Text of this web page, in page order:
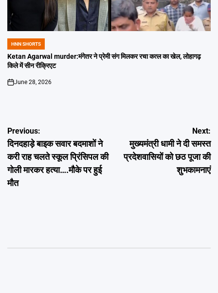
POSTED
IN
HNN SHORTS
Ketan Agarwal murder:मंगेतर ने प्रेमी संग मिलकर रचा कत्ल का खेल, लोहागढ़
किले में सीन रीक्रिएट
on
June 28, 2026
Post
navigation
Previous:
दिनदहाड़े बाइक सवार बदमाशों ने
करी राह चलते स्कूल प्रिंसिपल की
गोली मारकर हत्या….मौके पर हुई
मौत
Next:
मुख्यमंत्री धामी ने दी समस्त
प्रदेशवासियों को छठ पूजा की
शुभकामनाएं